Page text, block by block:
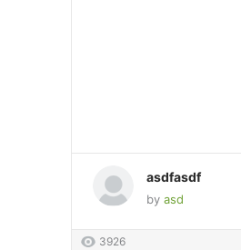
asdfasdf
by asd
3926